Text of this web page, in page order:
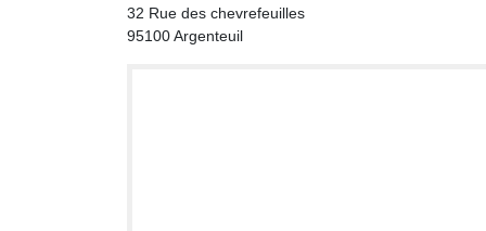
32 Rue des chevrefeuilles
95100 Argenteuil